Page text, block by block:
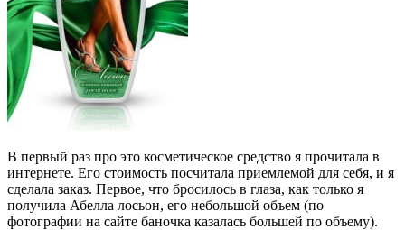
В первый раз про это косметическое средство я прочитала в
интернете. Его стоимость посчитала приемлемой для себя, и я
сделала заказ. Первое, что бросилось в глаза, как только я
получила Абелла лосьон, его небольшой объем (по
фотографии на сайте баночка казалась большей по объему).